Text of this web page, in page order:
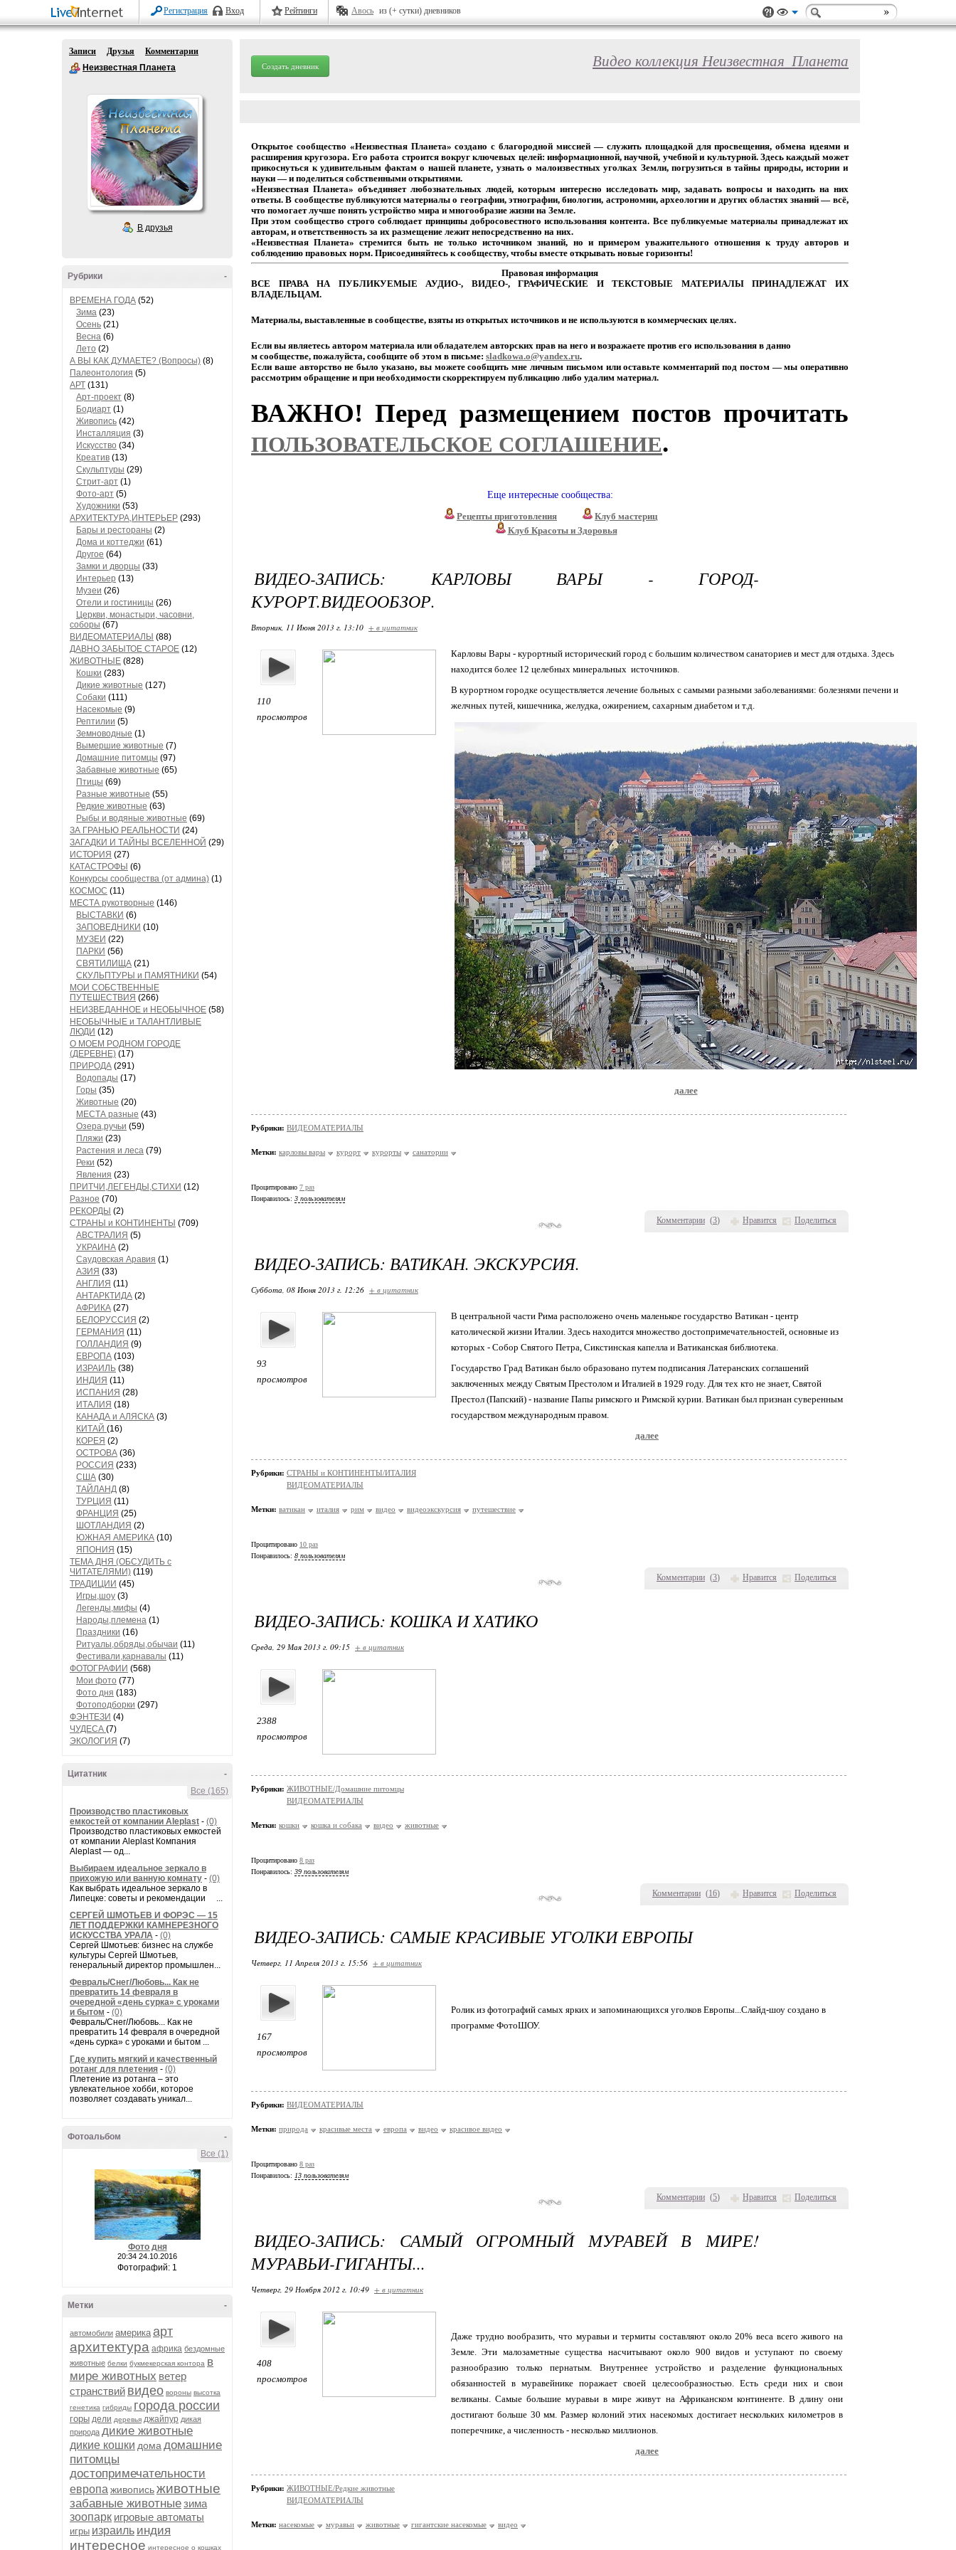
Регистрация Вход Рейтинги Авось из (+ сутки) дневников
Записи Друзья
Комментарии
Неизвестная Планета
В друзья
-
Рубрики
ВРЕМЕНА ГОДА (52)
Зима (23)
Осень (21)
Весна (6)
Лето (2)
А ВЫ КАК ДУМАЕТЕ? (Вопросы) (8)
Палеонтология (5)
АРТ (131)
Арт-проект (8)
Бодиарт (1)
Живопись (42)
Инсталляция (3)
Искусство (34)
Креатив (13)
Скульптуры (29)
Стрит-арт (1)
Фото-арт (5)
Художники (53)
АРХИТЕКТУРА,ИНТЕРЬЕР (293)
Бары и рестораны (2)
Дома и коттеджи (61)
Другое (64)
Замки и дворцы (33)
Интерьер (13)
Музеи (26)
Отели и гостиницы (26)
Церкви, монастыри, часовни,
соборы (67)
ВИДЕОМАТЕРИАЛЫ (88)
ДАВНО ЗАБЫТОЕ СТАРОЕ (12)
ЖИВОТНЫЕ (828)
Кошки (283)
Дикие животные (127)
Собаки (111)
Насекомые (9)
Рептилии (5)
Земноводные (1)
Вымершие животные (7)
Домашние питомцы (97)
Забавные животные (65)
Птицы (69)
Разные животные (55)
Редкие животные (63)
Рыбы и водяные животные (69)
ЗА ГРАНЬЮ РЕАЛЬНОСТИ (24)
ЗАГАДКИ И ТАЙНЫ ВСЕЛЕННОЙ (29)
ИСТОРИЯ (27)
КАТАСТРОФЫ (6)
Конкурсы сообщества (от админа) (1)
КОСМОС (11)
МЕСТА рукотворные (146)
ВЫСТАВКИ (6)
ЗАПОВЕДНИКИ (10)
МУЗЕИ (22)
ПАРКИ (56)
СВЯТИЛИЩА (21)
СКУЛЬПТУРЫ и ПАМЯТНИКИ (54)
МОИ СОБСТВЕННЫЕ
ПУТЕШЕСТВИЯ (266)
НЕИЗВЕДАННОЕ и НЕОБЫЧНОЕ (58)
НЕОБЫЧНЫЕ и ТАЛАНТЛИВЫЕ
ЛЮДИ (12)
О МОЕМ РОДНОМ ГОРОДЕ
(ДЕРЕВНЕ) (17)
ПРИРОДА (291)
Водопады (17)
Горы (35)
Животные (20)
МЕСТА разные (43)
Озера,ручьи (59)
Пляжи (23)
Растения и леса (79)
Реки (52)
Явления (23)
ПРИТЧИ,ЛЕГЕНДЫ,СТИХИ (12)
Разное (70)
РЕКОРДЫ (2)
СТРАНЫ и КОНТИНЕНТЫ (709)
АВСТРАЛИЯ (5)
УКРАИНА (2)
Саудовская Аравия (1)
АЗИЯ (33)
АНГЛИЯ (11)
АНТАРКТИДА (2)
АФРИКА (27)
БЕЛОРУССИЯ (2)
ГЕРМАНИЯ (11)
ГОЛЛАНДИЯ (9)
ЕВРОПА (103)
ИЗРАИЛЬ (38)
ИНДИЯ (11)
ИСПАНИЯ (28)
ИТАЛИЯ (18)
КАНАДА и АЛЯСКА (3)
КИТАЙ (16)
КОРЕЯ (2)
ОСТРОВА (36)
РОССИЯ (233)
США (30)
ТАЙЛАНД (8)
ТУРЦИЯ (11)
ФРАНЦИЯ (25)
ШОТЛАНДИЯ (2)
ЮЖНАЯ АМЕРИКА (10)
ЯПОНИЯ (15)
ТЕМА ДНЯ (ОБСУДИТЬ с
ЧИТАТЕЛЯМИ) (119)
ТРАДИЦИИ (45)
Игры,шоу (3)
Легенды,мифы (4)
Народы,племена (1)
Праздники (16)
Ритуалы,обряды,обычаи (11)
Фестивали,карнавалы (11)
ФОТОГРАФИИ (568)
Мои фото (77)
Фото дня (183)
Фотоподборки (297)
ФЭНТЕЗИ (4)
ЧУДЕСА (7)
ЭКОЛОГИЯ (7)
-
Цитатник
Все (165)
Производство пластиковых
емкостей от компании Aleplast - (0)
Производство пластиковых емкостей
от компании Aleplast Компания
Aleplast — од...
Выбираем идеальное зеркало в
прихожую или ванную комнату - (0)
Как выбрать идеальное зеркало в
Липецке: советы и рекомендации ...
СЕРГЕЙ ШМОТЬЕВ И ФОРЭС — 15
ЛЕТ ПОДДЕРЖКИ КАМНЕРЕЗНОГО
ИСКУССТВА УРАЛА - (0)
Сергей Шмотьев: бизнес на службе
культуры Сергей Шмотьев,
генеральный директор промышлен...
Февраль/Снег/Любовь... Как не
превратить 14 февраля в
очередной «день сурка» с уроками
и бытом - (0)
Февраль/Снег/Любовь... Как не
превратить 14 февраля в очередной
«день сурка» с уроками и бытом ...
Где купить мягкий и качественный
ротанг для плетения - (0)
Плетение из ротанга – это
увлекательное хобби, которое
позволяет создавать уникал...
-
Фотоальбом
Все (1)
Фото дня
20:34 24.10.2016
Фотографий: 1
-
Метки
автомобили америка арт
архитектура африка бездомные
животные белки букмекерская контора в
мире животных ветер
странствий видео вороны высотка
генетика гибриды города россии
горы дели деревья джайпур дикая
природа дикие животные
дикие кошки дома домашние
питомцы
достопримечательности
европа живописьживотные
забавные животныезима
зоопарк игровые автоматы
игры израиль индия
интересное интересное о кошках
Создать дневник Видео коллекция Неизвестная_Планета
Открытое сообщество «НеизвестнаяПланета» создано с благородной миссией — служитьплощадкойдляпросвещения, обмена идеями и
расширения кругозора. Его работа строитсявокругключевых целей: информационной, научной, учебнойи культурной.Здеськаждый может
прикоснуться кудивительным фактамо нашейпланете, узнатьо малоизвестныхуголках Земли,погрузиться втайны природы,истории и
науки — и поделиться собственными открытиями.
«Неизвестная Планета» объединяетлюбознательныхлюдей,которыминтересно исследоватьмир, задавать вопросы и находить на них
ответы. В сообществепубликуютсяматериалы о географии,этнографии, биологии, астрономии,археологиии другихобластяхзнаний — всё,
что помогаетлучше понять устройство мира и многообразие жизни на Земле.
При этом сообщество строго соблюдаетпринципыдобросовестного использования контента. Всепубликуемые материалы принадлежатих
авторам, и ответственность за их размещение лежитнепосредственно на них.
«Неизвестная Планета» стремится бытьнетолько источником знаний, но ипримеромуважительного отношения ктрудуавторови
соблюдению правовых норм. Присоединяйтесь ксообществу, чтобы вместе открывать новые горизонты!
Правовая информация
ВСЕ ПРАВАНА ПУБЛИКУЕМЫЕ АУДИО-, ВИДЕО-,ГРАФИЧЕСКИЕ ИТЕКСТОВЫЕ МАТЕРИАЛЫПРИНАДЛЕЖАТ ИХ
ВЛАДЕЛЬЦАМ.
Материалы, выставленные в сообществе, взяты из открытых источников и не используются в коммерческих целях.
Если вы являетесь автором материала или обладателем авторских прав на него и возражаете против его использования в данно
м сообществе, пожалуйста, сообщите об этом в письме: sladkowa.o@yandex.ru.
Если вашеавторство не было указано,выможетесообщить мне личнымписьмомилиоставьте комментарий подпостом— мы оперативно
рассмотрим обращение и при необходимости скорректируем публикацию либо удалим материал.
ВАЖНО! Перед размещением постов прочитать
ПОЛЬЗОВАТЕЛЬСКОЕ СОГЛАШЕНИЕ.
Еще интересные сообщества:
Рецепты приготовления
Клуб мастериц
Клуб Красоты и Здоровья
Комментарии (3) Нравится Поделиться
ВИДЕО-ЗАПИСЬ: КАРЛОВЫ ВАРЫ - ГОРОД-
КУРОРТ.ВИДЕООБЗОР.
Вторник, 11 Июня 2013 г. 13:10 + в цитатник
110
просмотров
Карловы Вары - курортный исторический город с большим количеством санаториев и мест для отдыха. Здесь
находится более 12 целебных минеральных источников.
В курортном городке осуществляется лечение больных с самыми разными заболеваниями: болезнями печени и
желчных путей, кишечника, желудка, ожирением, сахарным диабетом и т.д.
далее
Рубрики: ВИДЕОМАТЕРИАЛЫ
Метки: карловы вары курорт курорты санатории
Процитировано 7 раз
Понравилось: 3 пользователям
Комментарии (3) Нравится Поделиться
ВИДЕО-ЗАПИСЬ: ВАТИКАН. ЭКСКУРСИЯ.
Суббота, 08 Июня 2013 г. 12:26 + в цитатник
93
просмотров
В центральной части Рима расположено очень маленькое государство Ватикан - центр
католической жизни Италии. Здесь находится множество достопримечательностей, основные из
которых - Собор Святого Петра, Сикстинская капелла и Ватиканская библиотека.
Государство Град Ватикан было образовано путем подписания Латеранских соглашений
заключенных между Святым Престолом и Италией в 1929 году. Для тех кто не знает, Святой
Престол (Папский) - название Папы римского и Римской курии. Ватикан был признан суверенным
государством международным правом.
далее
Рубрики: СТРАНЫ и КОНТИНЕНТЫ/ИТАЛИЯ
ВИДЕОМАТЕРИАЛЫ
Метки: ватикан италия рим видео видеоэкскурсия путешествие
Процитировано 10 раз
Понравилось: 8 пользователям
Комментарии (16) Нравится Поделиться
ВИДЕО-ЗАПИСЬ: КОШКА И ХАТИКО
Среда, 29 Мая 2013 г. 09:15 + в цитатник
2388
просмотров
Рубрики: ЖИВОТНЫЕ/Домашние питомцы
ВИДЕОМАТЕРИАЛЫ
Метки: кошки кошка и собака видео животные
Процитировано 8 раз
Понравилось: 39 пользователям
Комментарии (5) Нравится Поделиться
ВИДЕО-ЗАПИСЬ: САМЫЕ КРАСИВЫЕ УГОЛКИ ЕВРОПЫ
Четверг, 11 Апреля 2013 г. 15:56 + в цитатник
167
просмотров
Ролик из фотографий самых ярких и запоминающихся уголков Европы...Слайд-шоу создано в
программе ФотоШОУ.
Рубрики: ВИДЕОМАТЕРИАЛЫ
Метки: природа красивые места европа видео красивое видео
Процитировано 8 раз
Понравилось: 13 пользователям
ВИДЕО-ЗАПИСЬ: САМЫЙ ОГРОМНЫЙ МУРАВЕЙ В МИРЕ!
МУРАВЬИ-ГИГАНТЫ...
Четверг, 29 Ноября 2012 г. 10:49 + в цитатник
408
просмотров
Даже трудно вообразить, что муравьи и термиты составляют около 20% веса всего живого на
Земле. Эти малозаметные существа насчитывают около 900 видов и уступают по своему
разнообразию только пернатым. Внутреннее устройство и разделение функциональных
обязанностей в муравейнике поражает своей целесообразностью. Есть среди них и свои
великаны. Самые большие муравьи в мире живут на Африканском континенте. В длину они
достигают больше 30 мм. Размер колоний этих насекомых достигает нескольких километров в
поперечнике, а численность - несколько миллионов.
далее
Рубрики: ЖИВОТНЫЕ/Редкие животные
ВИДЕОМАТЕРИАЛЫ
Метки: насекомые муравьи животные гигантские насекомые видео